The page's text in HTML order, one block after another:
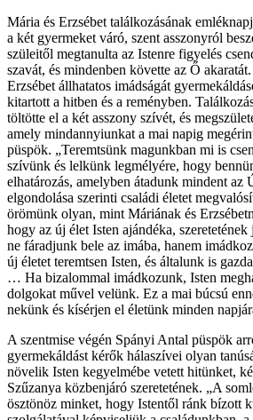
Mária és Erzsébet találkozásának
a két gyermeket váró, szent asszonyról
szüleitől megtanulta az Istenre figyelés
szavát, és mindenben követte az Ő
Erzsébet állhatatos imádságát
kitartott a hitben és a reményben.
töltötte el a két asszony szívét, és
amely mindannyiunkat a mai napig
püspök. „Teremtsünk magunkban mi is
szívünk és lelkünk legmélyére, hogy
elhatározás, amelyben átadunk mindent az
elgondolása szerinti családi életet
örömünk olyan, mint Máriának és
hogy az új élet Isten ajándéka,
ne fáradjunk bele az imába, hanem
új életet teremtsen Isten, és általunk is
… Ha bizalommal imádkozunk, Isten
dolgokat művel velünk. Ez a mai búcsú
nekünk és kísérjen el életünk minden
A szentmise végén Spányi Antal püspök
gyermekáldást kérők hálaszívei olyan
növelik Isten kegyelmébe vetett hitünket,
Szűzanya közbenjáró szeretetének. „A
ösztönöz minket, hogy Istentől ránk bízott